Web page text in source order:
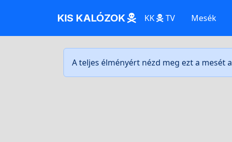
KIS KALÓZOK KK TV Mesék
A teljes élményért nézd meg ezt a mesét a